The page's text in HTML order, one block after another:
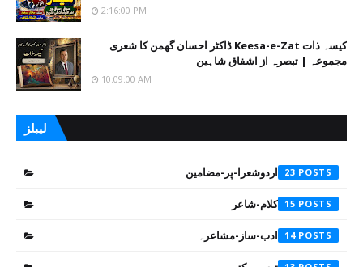
2:16:00 PM
کیسہ ذات Keesa-e-Zat ڈاکٹر احسان گھمن کا شعری
مجموعہ | تبصرہ از اشفاق شاہین
10:09:00 AM
لیبلز
اردوشعرا-پر-مضامین 23
کلام-شاعر 15
ادب-ساز-مشاعرہ 14